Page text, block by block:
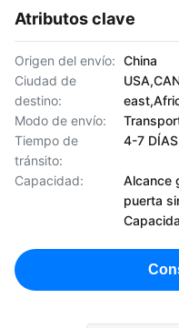
Atributos clave
Origen del envío: China
Ciudad de
destino:
Modo de envío:
Tiempo de
tránsito:
4-7 DÍAS
Capacidad:
Alcance
puerta